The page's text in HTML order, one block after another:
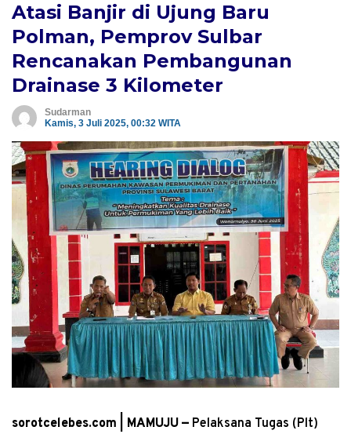
Atasi Banjir di Ujung Baru
Polman, Pemprov Sulbar
Rencanakan Pembangunan
Drainase 3 Kilometer
Sudarman
Kamis, 3 Juli 2025, 00:32 WITA
sorotcelebes.com | MAMUJU — Pelaksana Tugas (Plt)